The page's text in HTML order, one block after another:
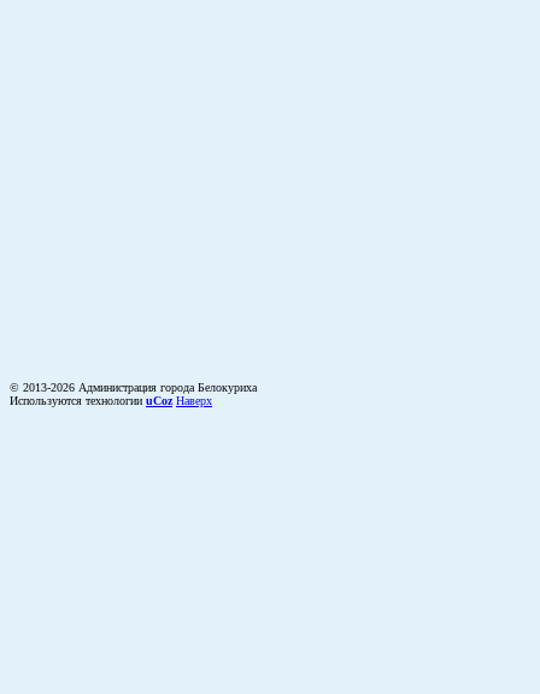
© 2013-2026 Администрация города Белокуриха
Используются технологии uCoz Наверх